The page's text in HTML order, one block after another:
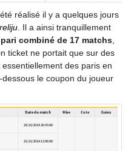
réalisé il y a quelques jours
. Il a ainsi tranquillement
combiné de 17 matchs
ticket ne portait que sur des
des paris en
le coupon du joueur